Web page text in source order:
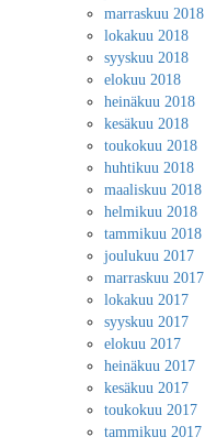
marraskuu 2018
lokakuu 2018
syyskuu 2018
elokuu 2018
heinäkuu 2018
kesäkuu 2018
toukokuu 2018
huhtikuu 2018
maaliskuu 2018
helmikuu 2018
tammikuu 2018
joulukuu 2017
marraskuu 2017
lokakuu 2017
syyskuu 2017
elokuu 2017
heinäkuu 2017
kesäkuu 2017
toukokuu 2017
tammikuu 2017